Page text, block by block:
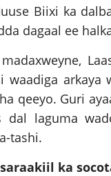
Biixi ka
dagaal ee
waadiga
qeeyo. Guri
dal laguma
tashi.
ka